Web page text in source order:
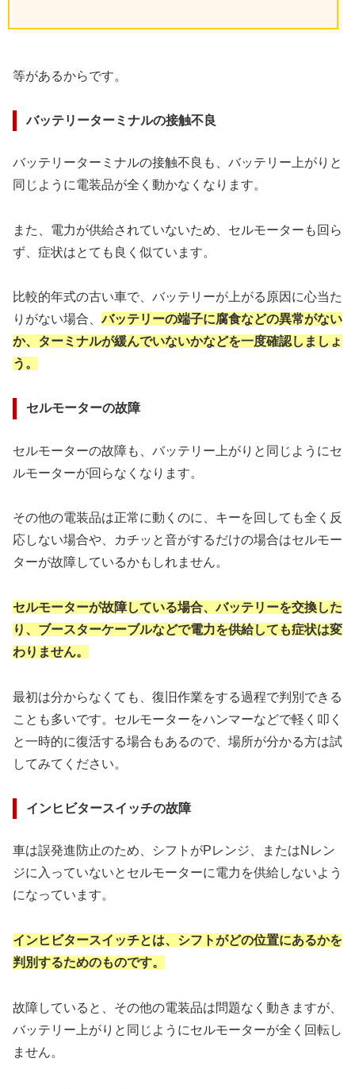
等があるからです。
バッテリーターミナルの接触不良
バッテリーターミナルの接触不良も、バッテリー上がりと
同じように電装品が全く動かなくなります。
また、電力が供給されていないため、セルモーターも回ら
ず、症状はとても良く似ています。
比較的年式の古い車で、バッテリーが上がる原因に心当た
りがない場合、バッテリーの端子に腐食などの異常がない
か、 ターミナルが緩んでいないかなどを一度確認しましょ
う。
セルモーターの故障
セルモーターの故障も、バッテリー上がりと同じようにセ
ルモーターが回らなくなります。
その他の電装品は正常に動くのに、キーを回しても全く反
応しない場合や、カチッと音がするだけの場合はセルモー
ターが故障しているかもしれません。
セルモーターが故障している場合、バッテリーを交換した
り、ブースターケーブルなどで電力を供給しても症状は変
わりません。
最初は分からなくても、復旧作業をする過程で判別できる
ことも多いです。セルモーターをハンマーなどで軽く叩く
と一時的に復活する場合もあるので、場所が分かる方は試
してみてください。
インヒビタースイッチの故障
車は誤発進防止のため、シフトがPレンジ、またはNレン
ジに入っていないとセルモーターに電力を供給しないよう
になっています。
インヒビタースイッチとは、シフトがどの位置にあるかを
判別するためのものです。
故障していると、その他の電装品は問題なく動きますが、
バッテリー上がりと同じようにセルモーターが全く回転し
ません。